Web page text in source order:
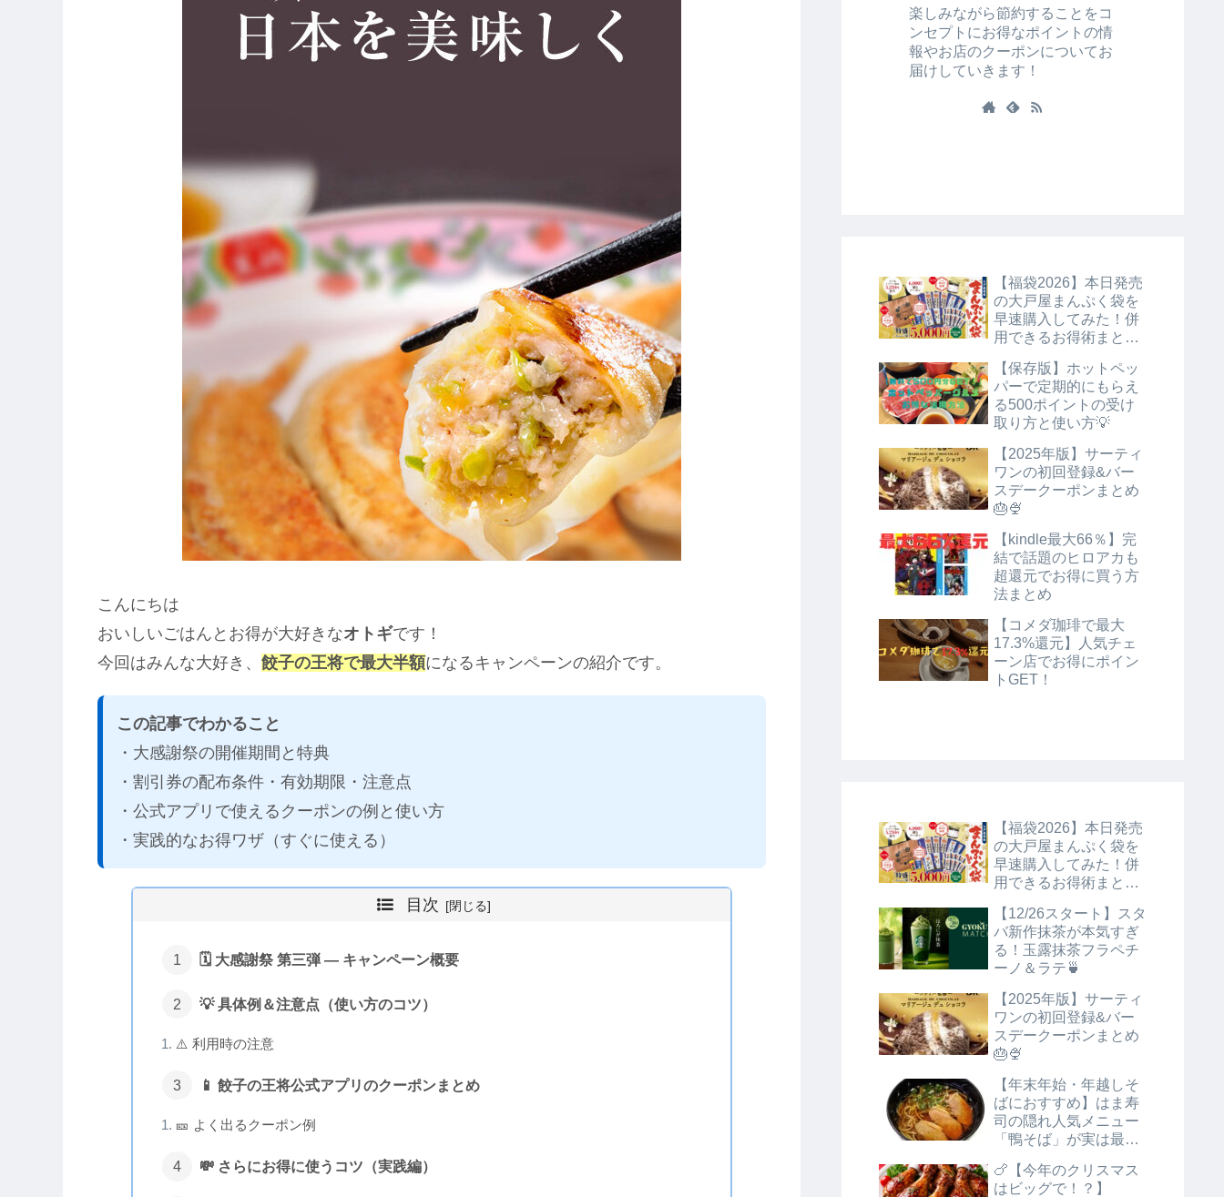
こんにちは
おいしいごはんとお得が大好きなオトギです！
今回はみんな大好き、 餃子の王将で最大半額になるキャンペーンの紹介です。
この記事でわかること
・大感謝祭の開催期間と特典
・割引券の配布条件・有効期限・注意点
・公式アプリで使えるクーポンの例と使い方
・実践的なお得ワザ（すぐに使える）
目次
🗓️ 大感謝祭 第三弾 — キャンペーン概要
💡 具体例＆注意点（使い方のコツ）
⚠️ 利用時の注意
📱 餃子の王将公式アプリのクーポンまとめ
🎫 よく出るクーポン例
💸 さらにお得に使うコツ（実践編）
楽しみながら節約することをコ
ンセプトにお得なポイントの情
報やお店のクーポンについてお
届けしていきます！
【福袋2026】本日発売
の大戸屋まんぷく袋を
早速購入してみた！併
用できるお得術まとめ
【保存版】ホットペッ
パーで定期的にもらえ
る500ポイントの受け
取り方と使い方💡
【2025年版】サーティ
ワンの初回登録&バー
スデークーポンまとめ
🎂🍨
【kindle最大66％】完
結で話題のヒロアカも
超還元でお得に買う方
法まとめ
【コメダ珈琲で最大
17.3%還元】人気チェ
ーン店でお得にポイン
トGET！
【福袋2026】本日発売
の大戸屋まんぷく袋を
早速購入してみた！併
用できるお得術まとめ
【12/26スタート】スタ
バ新作抹茶が本気すぎ
る！玉露抹茶フラペチ
ーノ＆ラテ🍵
【2025年版】サーティ
ワンの初回登録&バー
スデークーポンまとめ
🎂🍨
【年末年始・年越しそ
ばにおすすめ】はま寿
司の隠れ人気メニュー
「鴨そば」が実は最適
🍗【今年のクリスマス
はビッグで！？】